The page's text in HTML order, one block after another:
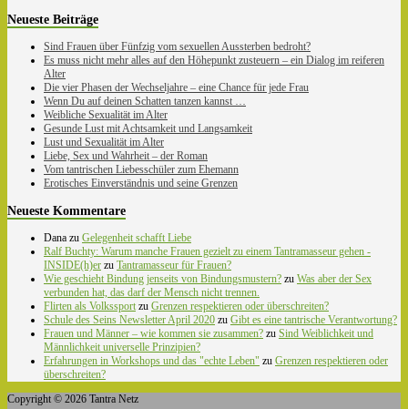
Neueste Beiträge
Sind Frauen über Fünfzig vom sexuellen Aussterben bedroht?
Es muss nicht mehr alles auf den Höhepunkt zusteuern – ein Dialog im reiferen
Alter
Die vier Phasen der Wechseljahre – eine Chance für jede Frau
Wenn Du auf deinen Schatten tanzen kannst …
Weibliche Sexualität im Alter
Gesunde Lust mit Achtsamkeit und Langsamkeit
Lust und Sexualität im Alter
Liebe, Sex und Wahrheit – der Roman
Vom tantrischen Liebesschüler zum Ehemann
Erotisches Einverständnis und seine Grenzen
Neueste Kommentare
Dana zu Gelegenheit schafft Liebe
Ralf Buchty: Warum manche Frauen gezielt zu einem Tantramasseur gehen -
INSIDE(h)er zu Tantramasseur für Frauen?
Wie geschieht Bindung jenseits von Bindungsmustern? zu Was aber der Sex
verbunden hat, das darf der Mensch nicht trennen.
Flirten als Volkssport zu Grenzen respektieren oder überschreiten?
Schule des Seins Newsletter April 2020 zu Gibt es eine tantrische Verantwortung?
Frauen und Männer – wie kommen sie zusammen? zu Sind Weiblichkeit und
Männlichkeit universelle Prinzipien?
Erfahrungen in Workshops und das "echte Leben" zu Grenzen respektieren oder
überschreiten?
Copyright © 2026 Tantra Netz